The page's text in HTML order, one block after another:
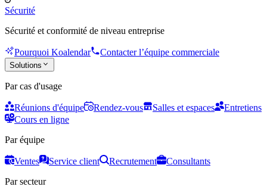
Sécurité
Sécurité et conformité de niveau entreprise
Pourquoi Koalendar Contacter l’équipe commerciale
Solutions
Par cas d'usage
Réunions d'équipe Rendez-vous Salles et espaces
Entretiens
Cours en ligne
Par équipe
Ventes Service client Recrutement
Consultants
Par secteur